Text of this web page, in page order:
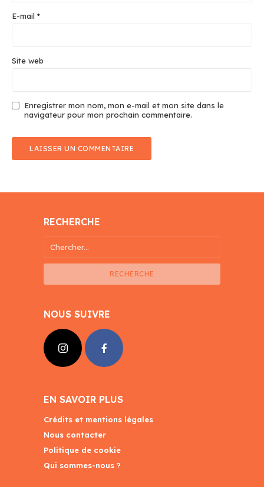
E-mail *
Site web
Enregistrer mon nom, mon e-mail et mon site dans le
navigateur pour mon prochain commentaire.
RECHERCHE
RECHERCHE
NOUS SUIVRE
EN SAVOIR PLUS
Crédits et mentions légales
Nous contacter
Politique de cookie
Qui sommes-nous ?